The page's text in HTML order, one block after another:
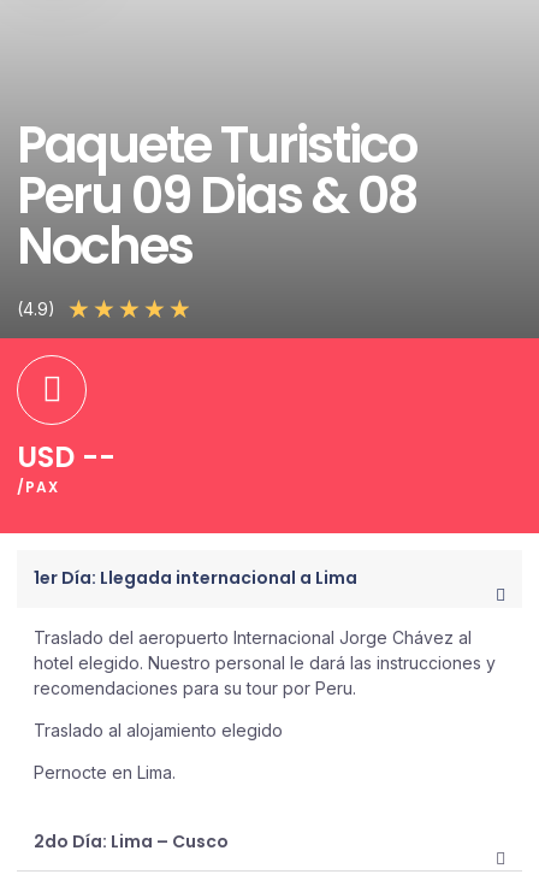
Paquete Turistico
Peru 09 Dias & 08
Noches
(4.9) ★ ★ ★ ★ ★
USD --
/PAX
1er Día: Llegada internacional a Lima
Traslado del aeropuerto Internacional Jorge Chávez al
hotel elegido. Nuestro personal le dará las instrucciones y
recomendaciones para su tour por Peru.
Traslado al alojamiento elegido
Pernocte en Lima.
2do Día: Lima – Cusco